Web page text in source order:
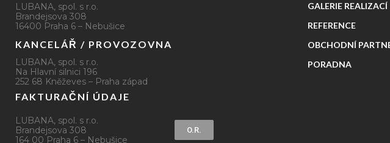
LUBANA, spol. s r.o.
Brandejsova 308
16400 Praha 6 – Nebušice
KANCELÁŘ / PROVOZOVNA
LUBANA, spol. s r.o.
Na Hlavní silnici 196
252 68 Kněževes – Praha západ
FAKTURAČNÍ ÚDAJE
LUBANA, spol. s r.o.
Brandejsova 308
164 00 Praha 6 – Nebušice
O.R.
GALERIE REALIZACÍ
REFERENCE
OBCHODNÍ
PORADNA